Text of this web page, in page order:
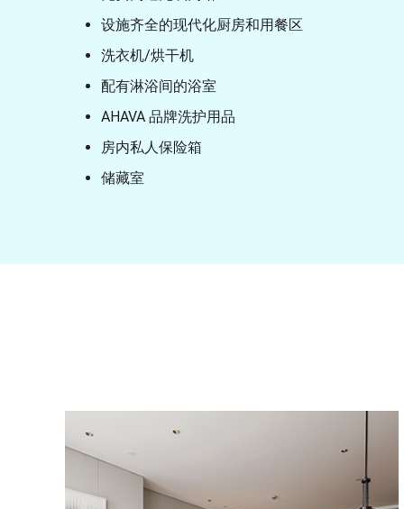
设施齐全的现代化厨房和用餐区
洗衣机/烘干机
配有淋浴间的浴室
AHAVA 品牌洗护用品
房内私人保险箱
储藏室